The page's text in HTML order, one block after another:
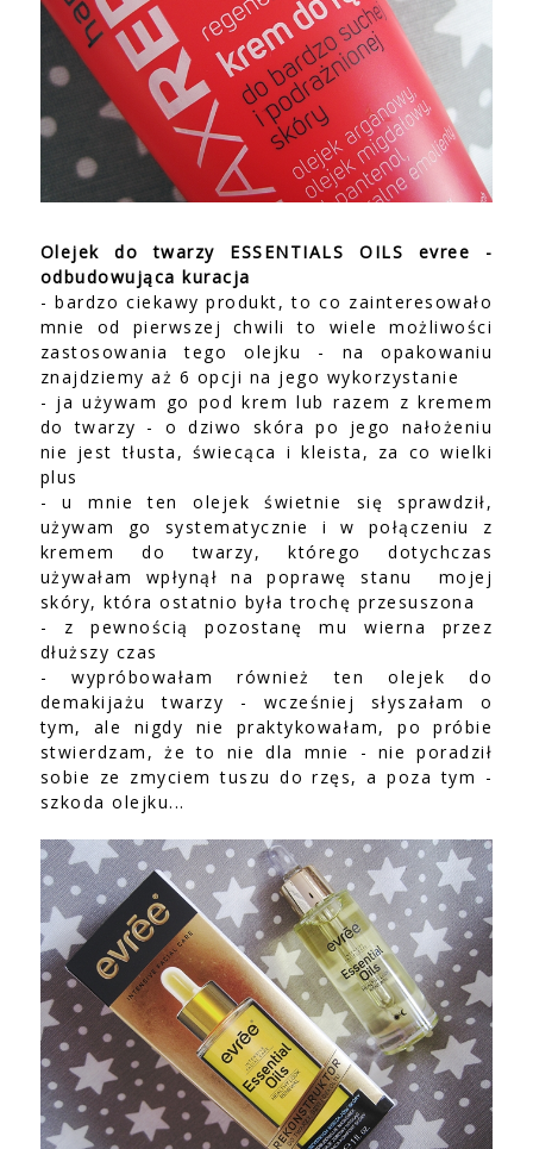
Olejek do twarzy ESSENTIALS OILS evree -
odbudowująca kuracja
- bardzo ciekawy produkt, to co zainteresowało
mnie od pierwszej chwili to wiele możliwości
zastosowania tego olejku - na opakowaniu
znajdziemy aż 6 opcji na jego wykorzystanie
- ja używam go pod krem lub razem z kremem
do twarzy - o dziwo skóra po jego nałożeniu
nie jest tłusta, świecąca i kleista, za co wielki
plus
- u mnie ten olejek świetnie się sprawdził,
używam go systematycznie i w połączeniu z
kremem do twarzy, którego dotychczas
używałam wpłynął na poprawę stanu mojej
skóry, która ostatnio była trochę przesuszona
- z pewnością pozostanę mu wierna przez
dłuższy czas
- wypróbowałam również ten olejek do
demakijażu twarzy - wcześniej słyszałam o
tym, ale nigdy nie praktykowałam, po próbie
stwierdzam, że to nie dla mnie - nie poradził
sobie ze zmyciem tuszu do rzęs, a poza tym -
szkoda olejku...